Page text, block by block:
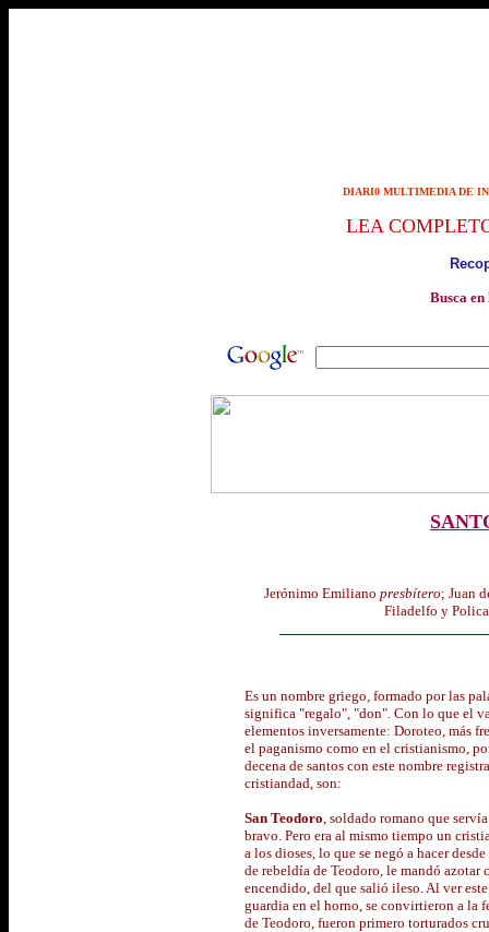
DIARI0 MULTIMEDIA DE
LEA
Busca
Jerónimo Emiliano presbítero; Juan
Filadelfo y
Es un nombre griego, formado por las
significa "regalo", "don". Con lo que el
elementos inversamente: Doroteo, más
el paganismo como en el cristianismo,
decena de santos con este nombre
cristiandad, son:
San Teodoro, soldado romano que
bravo. Pero era al mismo tiempo un
a los dioses, lo que se negó a hacer
de rebeldía de Teodoro, le mandó
encendido, del que salió ileso. Al ver
guardia en el horno, se convirtieron a la
de Teodoro, fueron primero torturados